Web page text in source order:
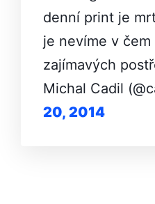
denní print je
je nevíme v
zajímavých
Michal Cadil
20, 2014